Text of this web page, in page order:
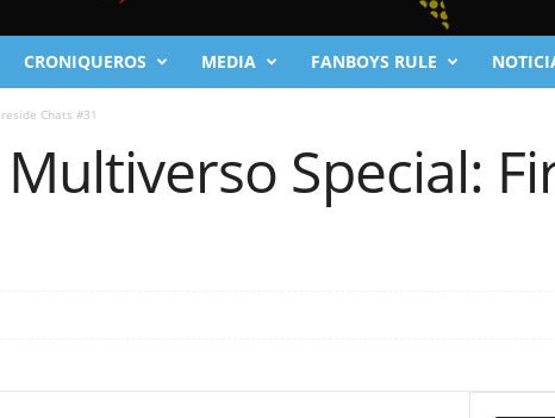
CRONIQUEROS MEDIA FANBOYS RULE
Chats #31
Special: